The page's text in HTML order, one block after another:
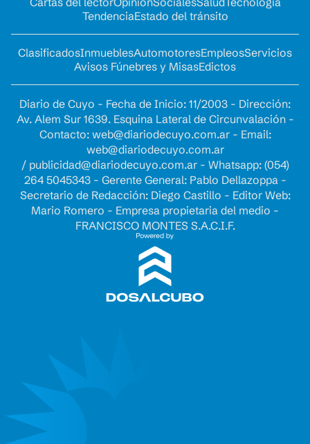
TendenciaEstado del tránsito
ClasificadosInmueblesAutomotoresEmpleosServicios
Avisos Fúnebres y MisasEdictos
Diario de Cuyo - Fecha de Inicio: 11/2003 - Dirección:
Av. Alem Sur 1639. Esquina Lateral de Circunvalación -
Contacto: web@diariodecuyo.com.ar- Email:
web@diariodecuyo.com.ar
/ publicidad@diariodecuyo.com.ar- Whatsapp: (054)
264 5045343 - Gerente General: Pablo Dellazoppa -
Secretario de Redacción: Diego Castillo - Editor Web:
Mario Romero - Empresa propietaria del medio -
FRANCISCO MONTES S.A.C.I.F.